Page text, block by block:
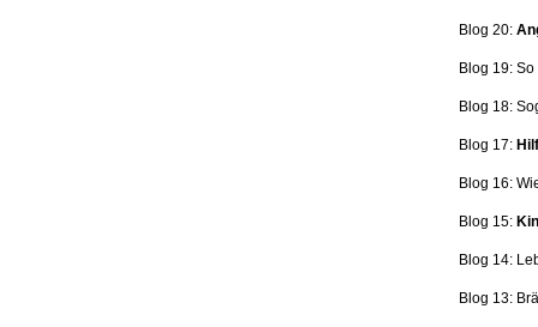
Blog 20:
Blog 19:
Blog 18:
Blog 17:
Blog 16:
Blog 15:
Blog 14:
Blog 13: